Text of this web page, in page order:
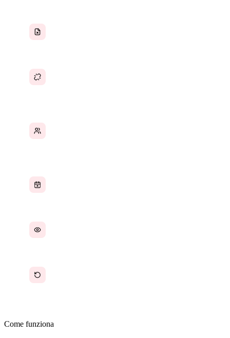
Come funziona